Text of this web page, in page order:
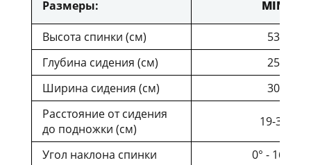
Размеры: MIN
Высота спинки (см)
53
Глубина сидения (см)
25
Ширина сидения (см)
30
Расстояние от сидения
до подножки (см)
19-33
Угол наклона спинки
0° - 165°